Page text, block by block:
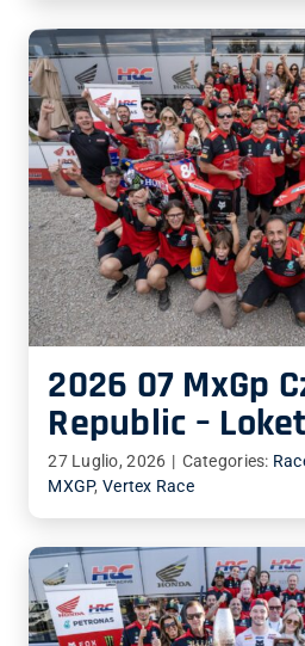
2026 07 MxGp
Republic – Loket
27 Luglio, 2026 | Categories:
MXGP, Vertex Race